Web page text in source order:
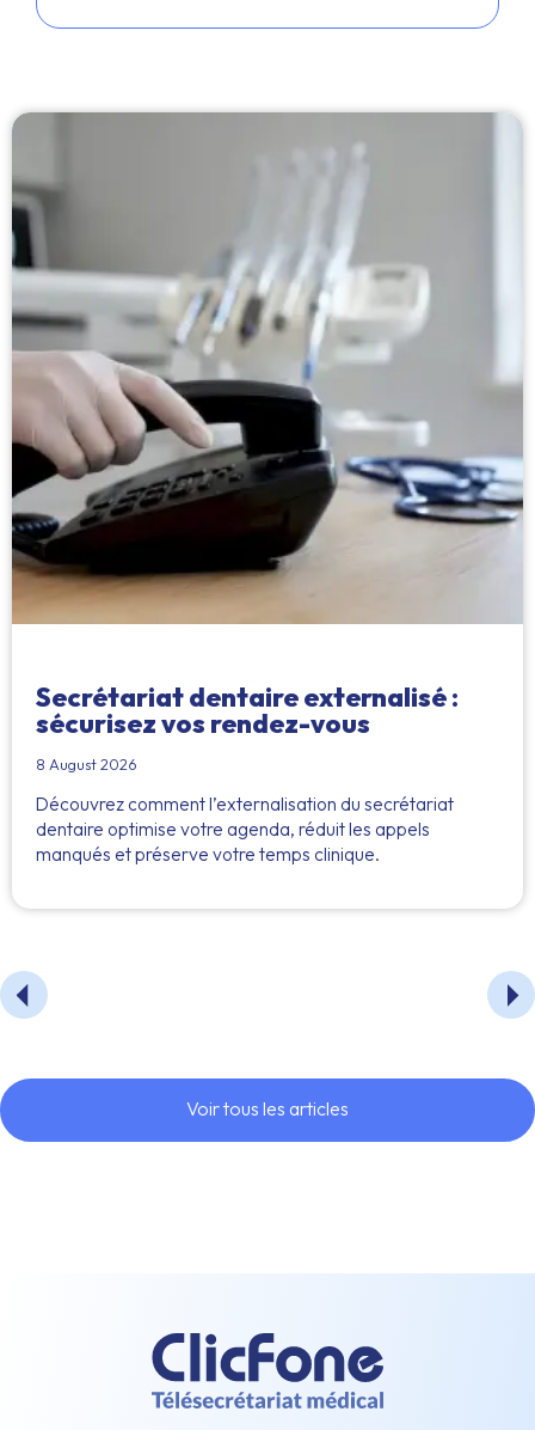
Secrétariat dentaire externalisé :
sécurisez vos rendez-vous
8 August 2026
Découvrez comment l’externalisation du secrétariat
dentaire optimise votre agenda, réduit les appels
manqués et préserve votre temps clinique.
Voir tous les articles